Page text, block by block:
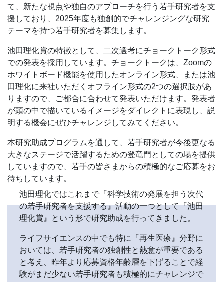
て、新たな視点や独自のアプローチを行う若手研究者を支
援しており、2025年度も独創的でチャレンジングな研究
テーマを持つ若手研究者を募集します。
池田理化賞の特徴として、二次選考にチョークトーク形式
での発表を採用しています。チョークトークは、Zoomの
ホワイトボード機能を使用したオンライン形式、または池
田理化に来社いただくオフライン形式の2つの選択肢があ
りますので、ご都合に合わせて発表いただけます。発表者
が頭の中で描いているイメージをダイレクトに表現し、説
明する機会にぜひチャレンジしてみてください。
本研究助成プログラムを通して、若手研究者が今後更なる
大きなステージで活躍するための登竜門としての場を提供
していますので、若手の皆さまからの積極的なご応募をお
待ちしています。
池田理化ではこれまで『科学技術の発展を担う次代
の若手研究者を支援する』活動の一つとして『池田
理化賞』という形で研究助成を行ってきました。
ライフサイエンスの中でも特に『再生医療』分野に
おいては、若手研究者の独創性と熱意が重要である
と考え、昨年より応募資格年齢層を下げることで経
験がまだ少ない若手研究者も積極的にチャレンジで